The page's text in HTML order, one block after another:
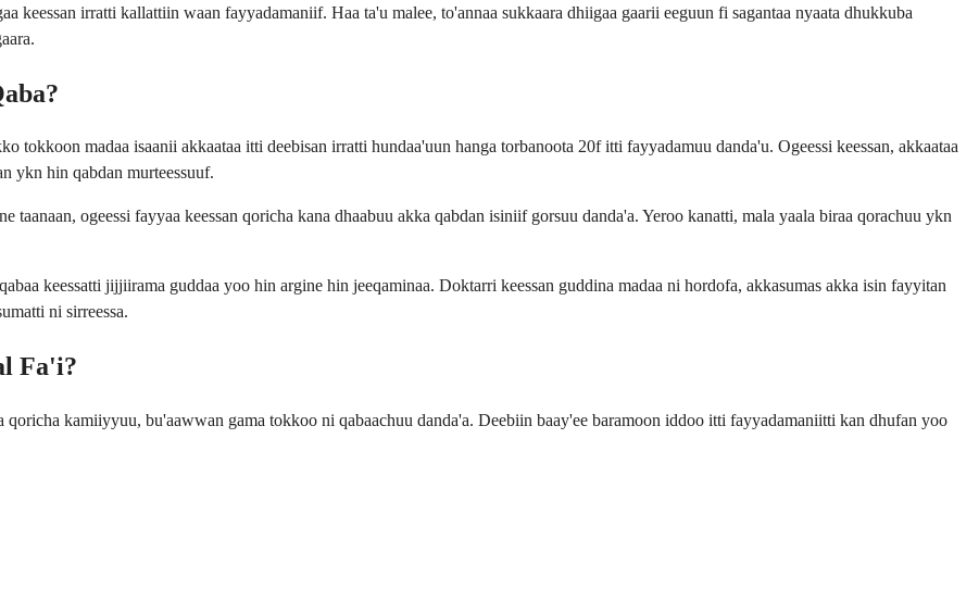
keessan irratti kallattiin waan fayyadamaniif. Haa ta'u malee, to'annaa sukkaara dhiigaa gaarii eeguun fi sagantaa nyaata dhukkuba
tokkoon madaa isaanii akkaataa itti deebisan irratti hundaa'uun hanga torbanoota 20f itti fayyadamuu danda'u. Ogeessi keessan, akkaataa
ykn hin qabdan murteessuuf.
taanaan, ogeessi fayyaa keessan qoricha kana dhaabuu akka qabdan isiniif gorsuu danda'a. Yeroo kanatti, mala yaala biraa qorachuu ykn
keessatti jijjiirama guddaa yoo hin argine hin jeeqaminaa. Doktarri keessan guddina madaa ni hordofa, akkasumas akka isin fayyitan
ni sirreessa.
Fa'i?
kamiiyyuu, bu'aawwan gama tokkoo ni qabaachuu danda'a. Deebiin baay'ee baramoon iddoo itti fayyadamaniitti kan dhufan yoo